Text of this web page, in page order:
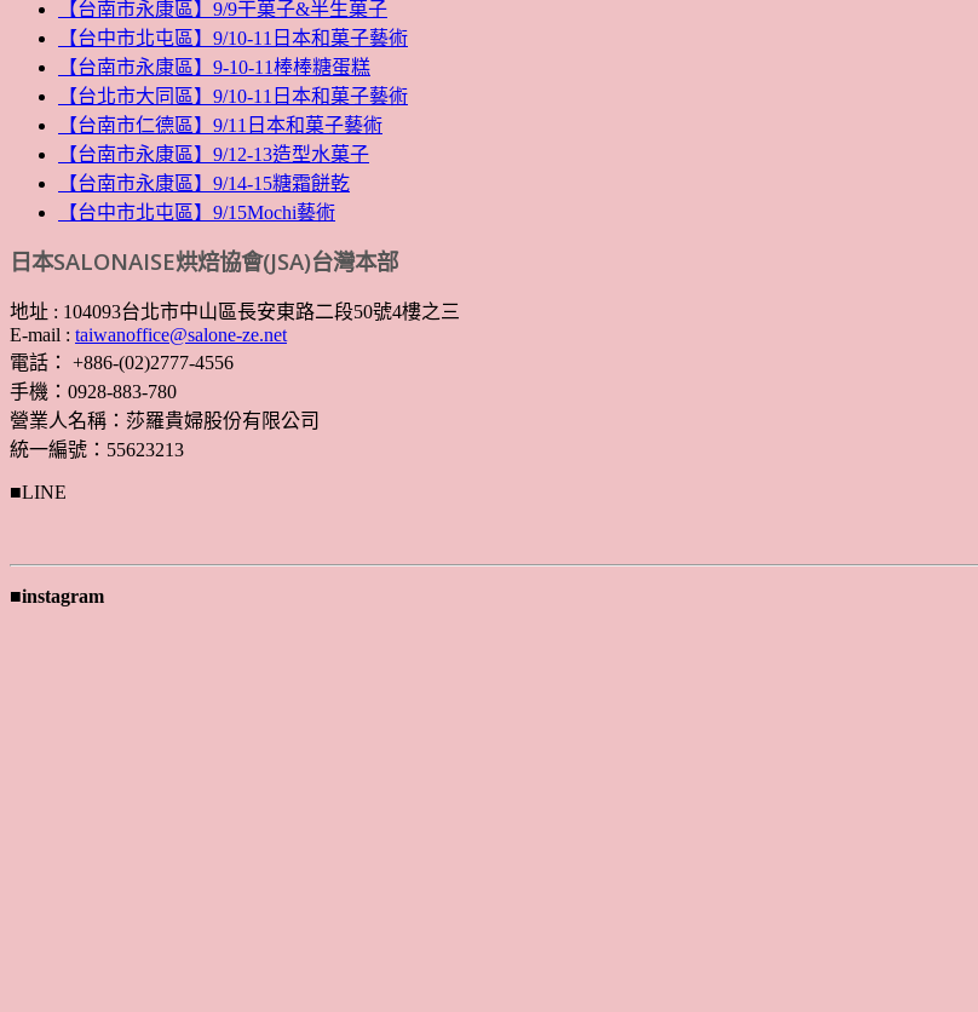
【台南市永康區】9/9干菓子&半生菓子
【台中市北屯區】9/10-11日本和菓子藝術
【台南市永康區】9-10-11棒棒糖蛋糕
【台北市大同區】9/10-11日本和菓子藝術
【台南市仁德區】9/11日本和菓子藝術
【台南市永康區】9/12-13造型水菓子
【台南市永康區】9/14-15糖霜餅乾
【台中市北屯區】9/15Mochi藝術
日本SALONAISE烘焙協會(JSA)台灣本部
地址 : 104093台北市中山區長安東路二段50號4樓之三
E-mail : taiwanoffice@salone-ze.net
電話： +886-(02)2777-4556
手機：0928-883-780
營業人名稱：莎羅貴婦股份有限公司
統一編號：55623213
■LINE
■instagram